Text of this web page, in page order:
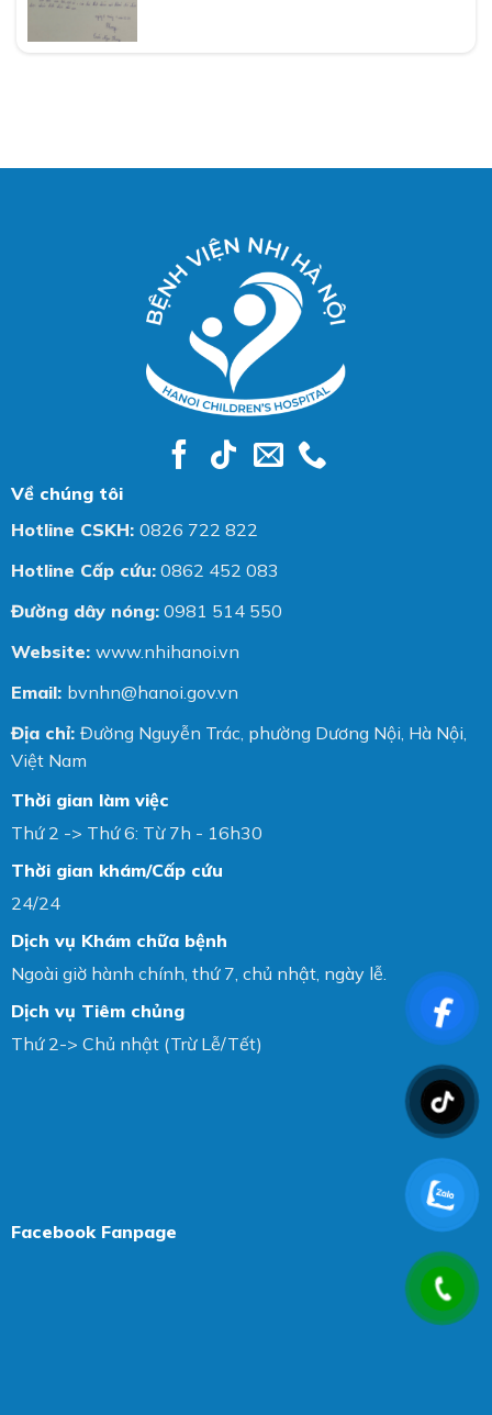
Về chúng tôi
Hotline CSKH: 0826 722 822
Hotline Cấp cứu: 0862 452 083
Đường dây nóng: 0981 514 550
Website: www.nhihanoi.vn
Email: bvnhn@hanoi.gov.vn
Địa chỉ: Đường Nguyễn Trác, phường Dương Nội, Hà Nội,
Việt Nam
Thời gian làm việc
Thứ 2 -> Thứ 6: Từ 7h - 16h30
Thời gian khám/Cấp cứu
24/24
Dịch vụ Khám chữa bệnh
Ngoài giờ hành chính, thứ 7, chủ nhật, ngày lễ.
Dịch vụ Tiêm chủng
Thứ 2-> Chủ nhật (Trừ Lễ/Tết)
Facebook Fanpage